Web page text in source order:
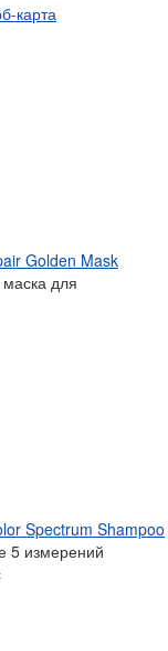
карта
Golden Mask
для
Spectrum Shampoo
5 измерений